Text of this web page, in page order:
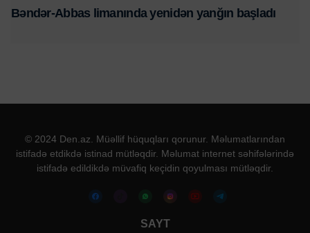
Bəndər-Abbas limanında yenidən yanğın başladı
© 2024 Den.az. Müəllif hüquqları qorunur. Məlumatlarından
istifadə etdikdə istinad mütləqdir. Məlumat internet səhifələrində
istifadə edildikdə müvafiq keçidin qoyulması mütləqdir.
SAYT